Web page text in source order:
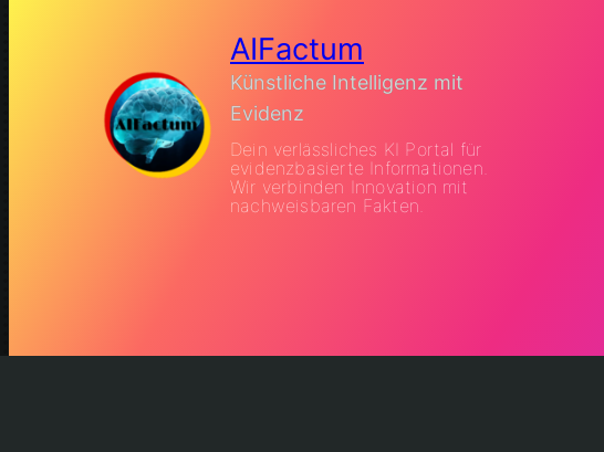
AIFactum
Künstliche Intelligenz mit
Evidenz
Dein verlässliches KI Portal für
evidenzbasierte Informationen.
Wir verbinden Innovation mit
nachweisbaren Fakten.